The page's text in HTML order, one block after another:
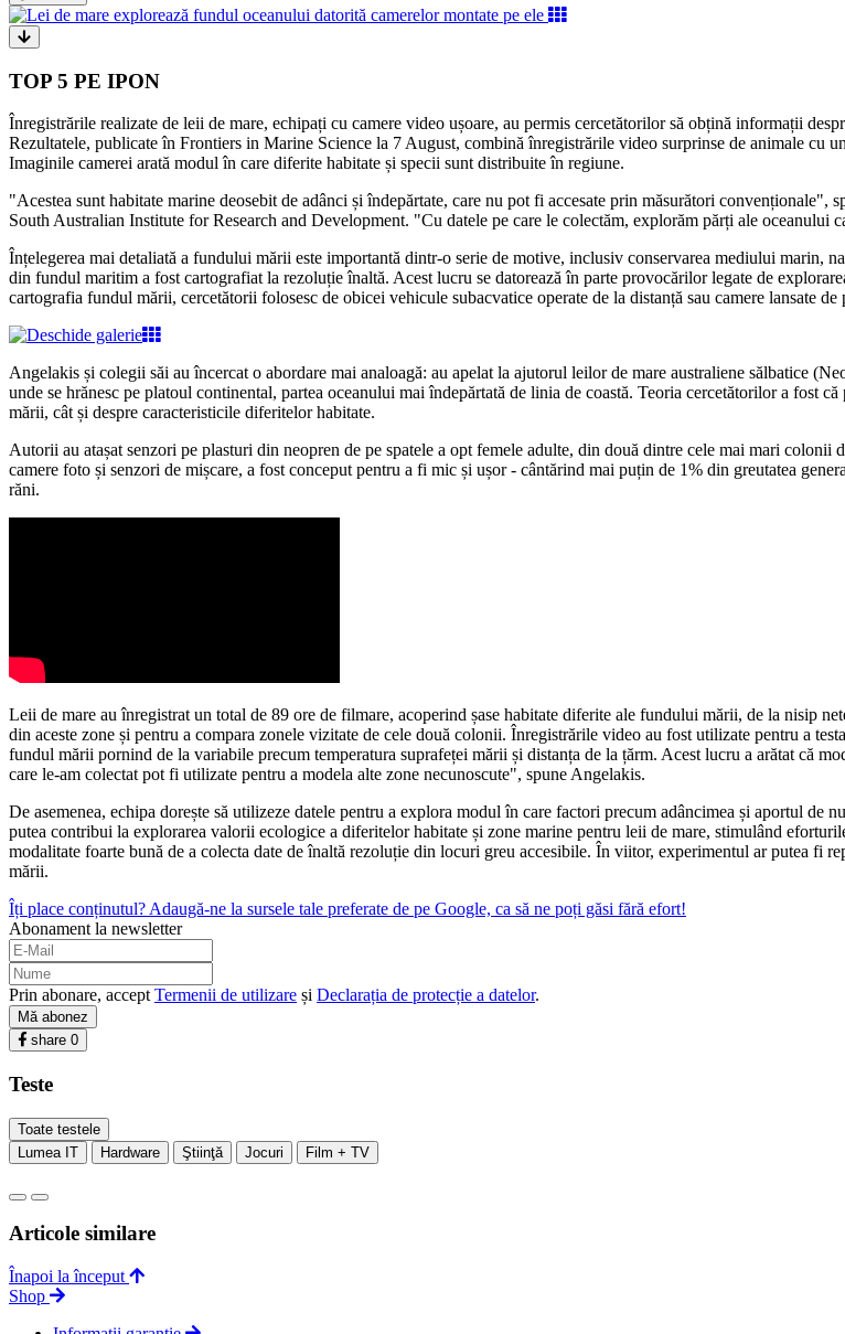
TOP 5 PE IPON
Înregistrările realizate de leii de mare, echipați cu camere video ușoare, au permis cercetătorilor să obțină informații
Rezultatele, publicate în Frontiers in Marine Science la 7 August, combină înregistrările video surprinse de animale cu
Imaginile camerei arată modul în care diferite habitate și specii sunt distribuite în regiune.
"Acestea sunt habitate marine deosebit de adânci și îndepărtate, care nu pot fi accesate prin măsurători
South Australian Institute for Research and Development. "Cu datele pe care le colectăm, explorăm părți ale oceanului
Înțelegerea mai detaliată a fundului mării este importantă dintr-o serie de motive, inclusiv conservarea mediului marin,
din fundul maritim a fost cartografiat la rezoluție înaltă. Acest lucru se datorează în parte provocărilor legate de
cartografia fundul mării, cercetătorii folosesc de obicei vehicule subacvatice operate de la distanță sau camere lansate
Angelakis și colegii săi au încercat o abordare mai analoagă: au apelat la ajutorul leilor de mare australiene sălbatice
unde se hrănesc pe platoul continental, partea oceanului mai îndepărtată de linia de coastă. Teoria cercetătorilor a fost
mării, cât și despre caracteristicile diferitelor habitate.
Autorii au atașat senzori pe plasturi din neopren de pe spatele a opt femele adulte, din două dintre cele mai mari
camere foto și senzori de mișcare, a fost conceput pentru a fi mic și ușor - cântărind mai puțin de 1% din greutatea
răni.
Leii de mare au înregistrat un total de 89 ore de filmare, acoperind șase habitate diferite ale fundului mării, de la nisip
din aceste zone și pentru a compara zonele vizitate de cele două colonii. Înregistrările video au fost utilizate pentru a
fundul mării pornind de la variabile precum temperatura suprafeței mării și distanța de la țărm. Acest lucru a arătat că
care le-am colectat pot fi utilizate pentru a modela alte zone necunoscute", spune Angelakis.
De asemenea, echipa dorește să utilizeze datele pentru a explora modul în care factori precum adâncimea și aportul
putea contribui la explorarea valorii ecologice a diferitelor habitate și zone marine pentru leii de mare, stimulând
modalitate foarte bună de a colecta date de înaltă rezoluție din locuri greu accesibile. În viitor, experimentul ar putea fi
mării.
Îți place conținutul? Adaugă-ne la sursele tale preferate de pe Google, ca să ne poți găsi fără efort!
Abonament la newsletter
Prin abonare, accept Termenii de utilizare și Declarația de protecție a datelor.
Mă abonez
share 0
Teste
Toate testele
Lumea IT
Hardware Ştiinţă Jocuri Film + TV
Articole similare
Înapoi la început
Shop